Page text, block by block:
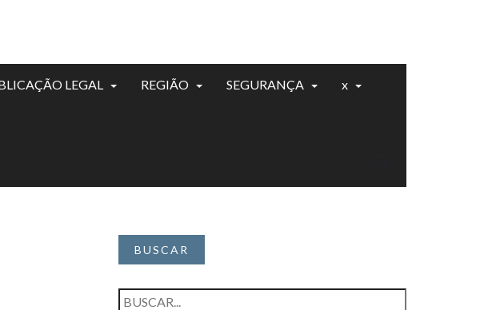
LEGAL REGIÃO SEGURANÇA x
BUSCAR